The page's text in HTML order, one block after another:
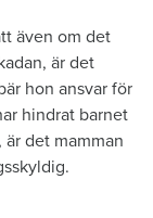
även om det
är det
hon ansvar för
hindrat barnet
det mamman